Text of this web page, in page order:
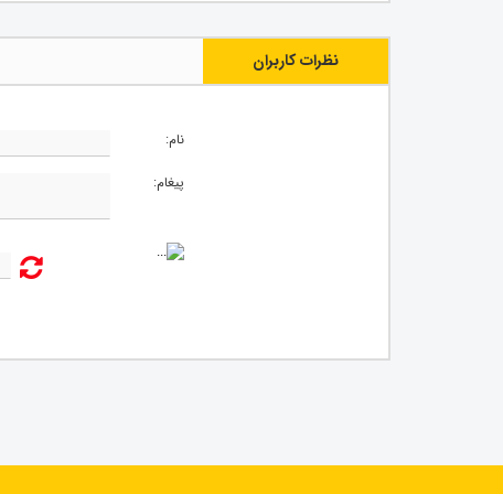
نظرات کاربران
نام:
پیغام: